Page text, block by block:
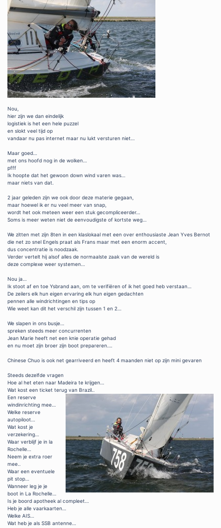
Nou,
hier zijn we dan eindelijk
logistiek is het een hele puzzel
en slokt veel tijd op
vandaar nu pas internet maar nu lukt versturen niet…
Maar goed…
met ons hoofd nog in de wolken…
pfff
Ik hoopte dat het gewoon down wind varen was…
maar niets van dat.
2 jaar geleden zijn we ook door deze materie gegaan,
maar hoewel ik er nu veel meer van snap,
wordt het ook meteen weer een stuk gecompliceerder…
Soms is meer weten niet de eenvoudigste of kortste weg…
We zitten met zijn 8ten in een klaslokaal met een over enthousiaste Jean Yves Bernot
die net zo snel Engels praat als Frans maar met een enorm accent,
dus concentratie is noodzaak.
Verder vertelt hij alsof alles de normaalste zaak van de wereld is
deze complexe weer systemen…
Nou ja…
Ik stoot af en toe Ysbrand aan, om te verifiëren of ik het goed heb verstaan…
De zeilers elk hun eigen ervaring elk hun eigen gedachten
pennen alle windrichtingen en tips op
Wie weet kan dit het verschil zijn tussen 1 en 2…
We slapen in ons busje…
spreken steeds meer concurrenten
Jean Marie heeft net een knie operatie gehad
en nu moet zijn broer zijn boot prepareren….
Chinese Chuo is ook net gearriveerd en heeft 4 maanden niet op zijn mini gevaren
Steeds dezelfde vragen
Hoe al het eten naar Madeira te krijgen…
Wat kost een ticket terug van Brazil..
Een reserve
windinrichting mee…
Welke reserve
autopiloot…
Wat kost je
verzekering…
Waar verblijf je in la
Rochelle…
Neem je extra roer
mee..
Waar een eventuele
pit stop…
Wanneer leg je je
boot in La Rochelle…
Is je boord apotheek al compleet…
Heb je alle vaarkaarten…
Welke AIS…
Wat heb je als SSB antenne…